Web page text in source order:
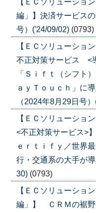
編」】決済サービス
号）('24/09/02) (0793)
【ＥＣソリューシ
不正対策サービス <
「Ｓｉｆｔ（シフト
ａｙＴｏｕｃｈ」に
（2024年8月29日号
【ＥＣソリューシ
<不正対策サービス>
ｅｒｔｉｆｙ／世界
行・交通系の大手が
30) (0793)
【ＥＣソリューショ
編」】 ＣＲＭの裾野